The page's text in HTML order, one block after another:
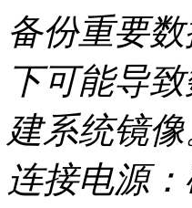
备份重要
下可能导
建系统镜像
连接电源